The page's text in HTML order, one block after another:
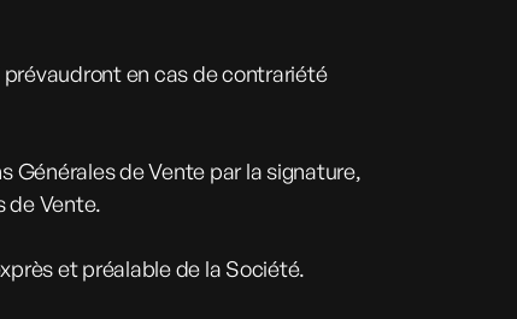
en cas de contrariété
Générales de Vente par la signature,
de Vente.
et préalable de la Société.